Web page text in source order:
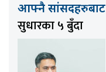
आफ्नै सांसदहरुबाट
सुधारका ५ बुँदा